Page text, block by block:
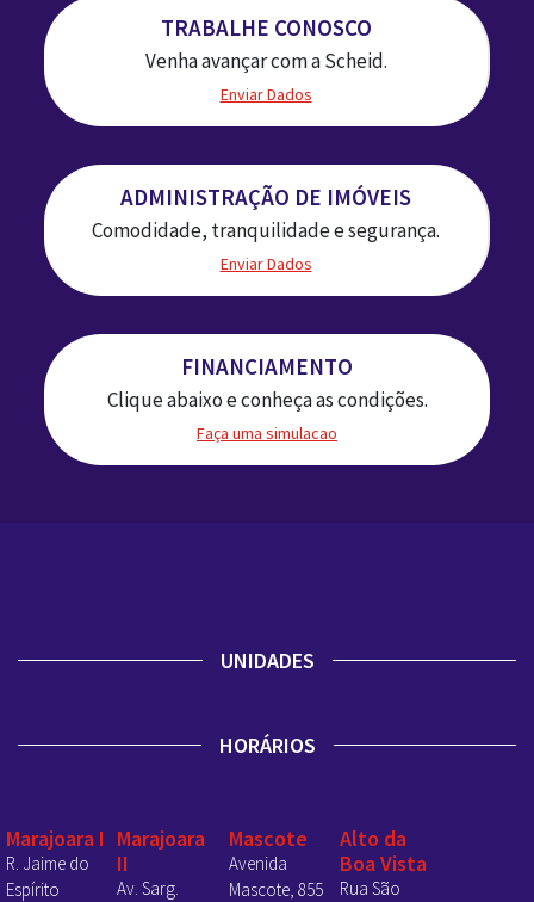
TRABALHE CONOSCO
Venha avançar com a Scheid.
Enviar Dados
ADMINISTRAÇÃO DE IMÓVEIS
Comodidade, tranquilidade e segurança.
Enviar Dados
FINANCIAMENTO
Clique abaixo e conheça as condições.
Faça uma simulacao
UNIDADES
HORÁRIOS
Marajoara I
R. Jaime do
Espírito
Marajoara
II
Av. Sarg.
Mascote
Avenida
Mascote, 855
Alto da
Boa Vista
Rua São